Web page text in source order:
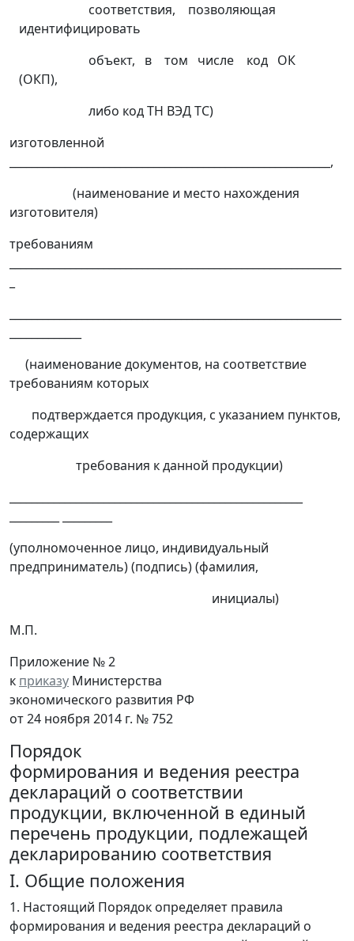
соответствия, позволяющая
идентифицировать
объект, в том числе код ОК
(ОКП),
либо код ТН ВЭД ТС)
изготовленной
__________________________________________________________,
(наименование и место нахождения
изготовителя)
требованиям
(наименование документов, на соответствие
требованиям которых
подтверждается продукция, с указанием пунктов,
содержащих
требования к данной продукции)
(уполномоченное лицо, индивидуальный
предприниматель) (подпись) (фамилия,
инициалы)
М.П.
Приложение № 2
к приказу Министерства
экономического развития РФ
от 24 ноября 2014 г. № 752
Порядок
формирования и ведения реестра
деклараций о соответствии
продукции, включенной в единый
перечень продукции, подлежащей
декларированию соответствия
I. Общие положения
1. Настоящий Порядок определяет правила
формирования и ведения реестра деклараций о